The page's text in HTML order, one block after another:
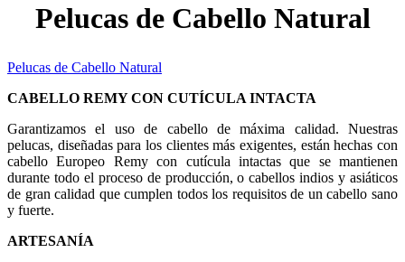
Pelucas de Cabello Natural
Pelucas de Cabello Natural
CABELLO REMY CON CUTÍCULA INTACTA
Garantizamos el uso de cabello de máxima calidad. Nuestras
pelucas, diseñadas para los clientes más exigentes, están hechas con
cabello Europeo Remy con cutícula intactas que se mantienen
durante todo el proceso de producción, o cabellos indios y asiáticos
de gran calidad que cumplen todos los requisitos de un cabello sano
y fuerte.
ARTESANÍA